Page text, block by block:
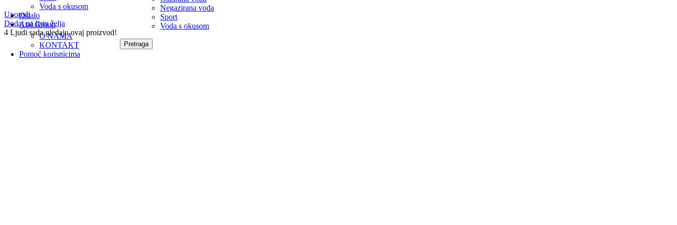
Voda s okusom
Ostalo
Atal Group
O NAMA
KONTAKT
Pomoć korisnicima
Negazirana voda
Sport
Voda s okusom
Pretraga
Uporedi
Dodaj na listu želja
4 Ljudi sada gledaju ovaj proizvod!